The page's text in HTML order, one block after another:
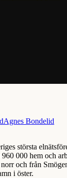
Agnes Bondelid
största
000 hem och
och från
i öster.